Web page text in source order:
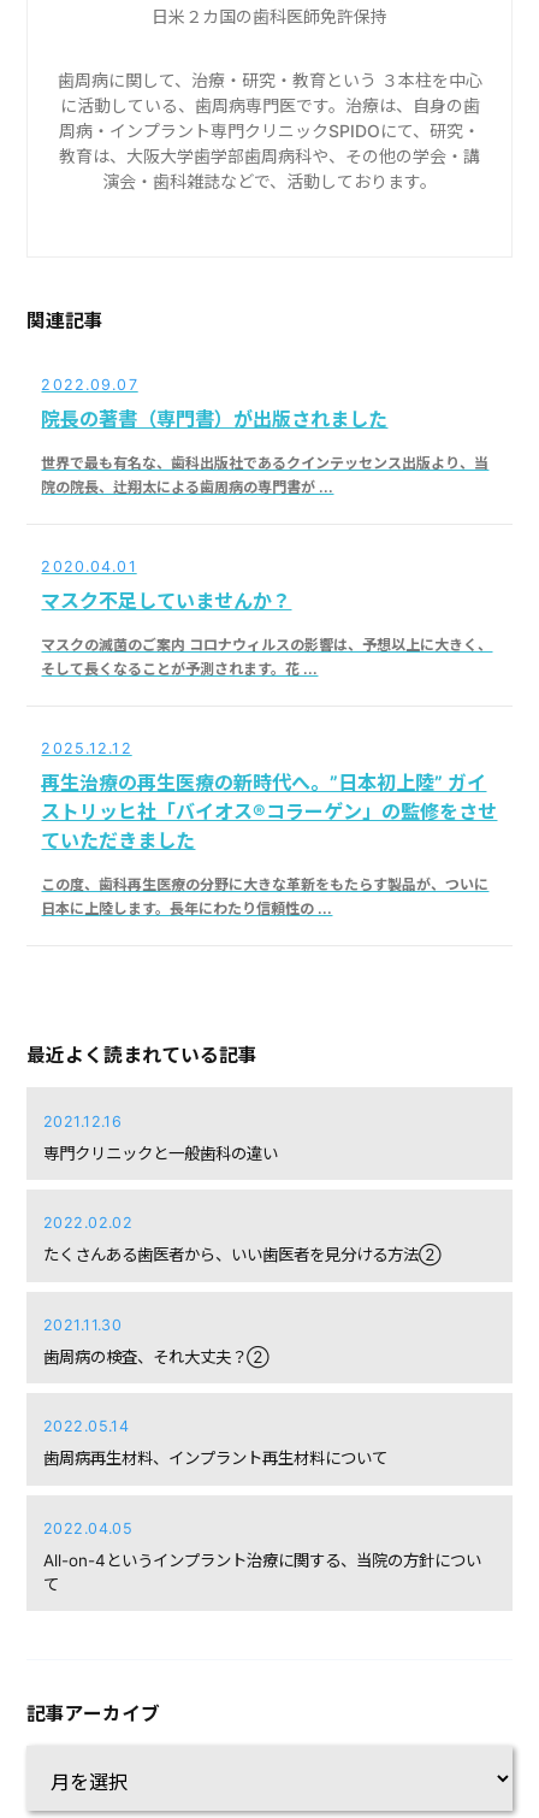
日米２カ国の歯科医師免許保持
歯周病に関して、治療・研究・教育という ３本柱を中心
に活動している、歯周病専門医です。治療は、自身の歯
周病・インプラント専門クリニックSPIDOにて、研究・
教育は、大阪大学歯学部歯周病科や、その他の学会・講
演会・歯科雑誌などで、活動しております。
関連記事
2022.09.07
院長の著書（専門書）が出版されました
世界で最も有名な、歯科出版社であるクインテッセンス出版より、当
院の院長、辻翔太による歯周病の専門書が ...
2020.04.01
マスク不足していませんか？
マスクの滅菌のご案内 コロナウィルスの影響は、予想以上に大きく、
そして長くなることが予測されます。花 ...
2025.12.12
再生治療の再生医療の新時代へ。”日本初上陸” ガイ
ストリッヒ社「バイオス®コラーゲン」の監修をさせ
ていただきました
この度、歯科再生医療の分野に大きな革新をもたらす製品が、ついに
日本に上陸します。長年にわたり信頼性の ...
最近よく読まれている記事
2021.12.16
専門クリニックと一般歯科の違い
2022.02.02
たくさんある歯医者から、いい歯医者を見分ける方法②
2021.11.30
歯周病の検査、それ大丈夫？②
2022.05.14
歯周病再生材料、インプラント再生材料について
2022.04.05
All-on-4というインプラント治療に関する、当院の方針につい
て
記事アーカイブ